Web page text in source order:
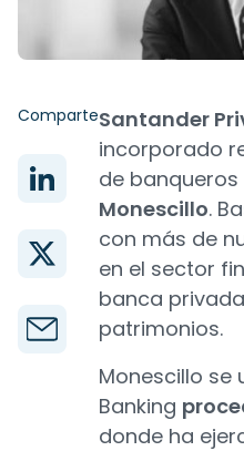
ComparteSantander
incorporado
de
Monescillo.
con más de
en el sector
banca
patrimonios.
Monescillo se
Banking
donde ha